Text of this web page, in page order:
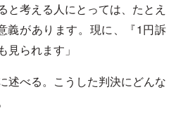
と考える人にとっては、たとえ
義があります。現に、『1円訴
見られます」
述べる。こうした判決にどんな